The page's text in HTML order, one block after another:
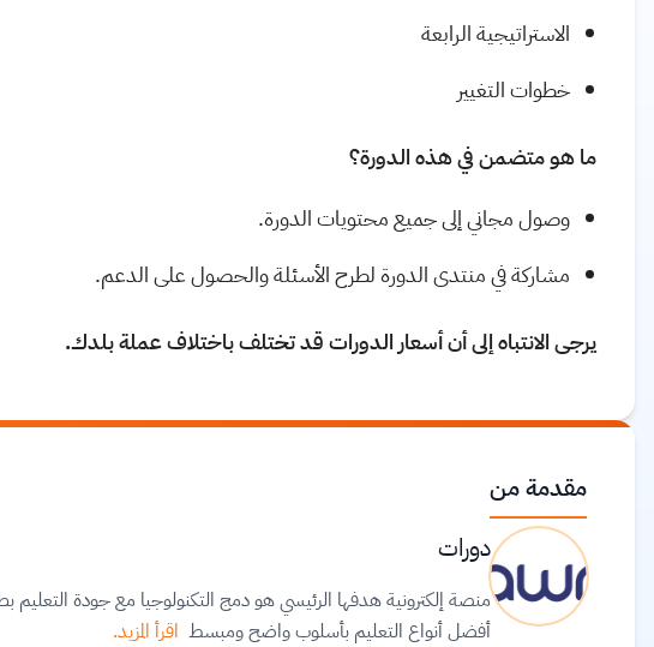
الاستراتيجية الرابعة
خطوات التغيير
ما هو متضمن في هذه الدورة؟
وصول مجاني إلى جميع محتويات الدورة.
مشاركة في منتدى الدورة لطرح الأسئلة والحصول على الدعم.
يرجى الانتباه إلى أن أسعار الدورات قد تختلف باختلاف عملة بلدك.
مقدمة من
دورات
منصة إلكترونية هدفها الرئيسي هو دمج التكنولوجيا مع جودة
أفضل أنواع التعليم بأسلوب واضح ومبسط اقرأ المزيد.